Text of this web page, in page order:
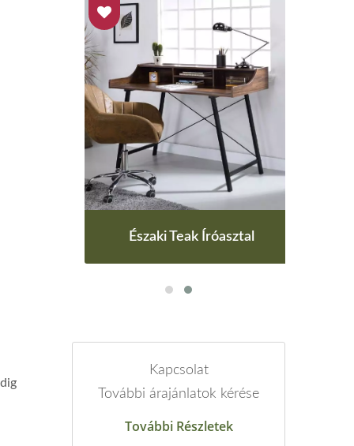
Északi Teak Íróasztal
Kapcsolat
További árajánlatok kérése
További Részletek